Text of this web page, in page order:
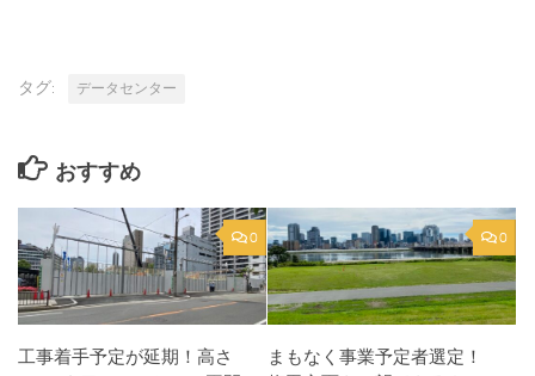
タグ: データセンター
おすすめ
0
工事着手予定が延期！高さ
0
まもなく事業予定者選定！